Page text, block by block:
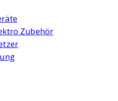
Zubehör